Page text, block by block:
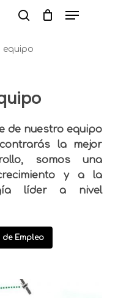
Menu
equipo
de nuestro equipo
la mejor
somos una
y a la
líder a nivel
Empleo